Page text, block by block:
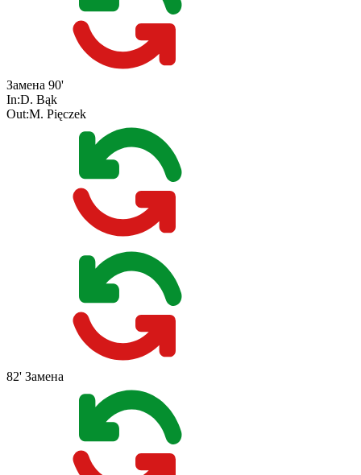
Замена 90'
In:D. Bąk
Out:M. Pięczek
82' Замена